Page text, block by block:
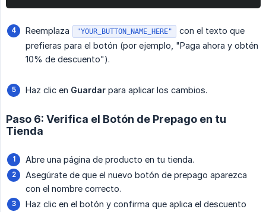
Reemplaza "YOUR_BUTTON_NAME_HERE"
con el texto que
prefieras para el botón (por ejemplo, "Paga ahora y obtén
10% de descuento").
Haz clic en Guardar para aplicar los cambios.
Paso 6: Verifica el Botón de Prepago en tu
Tienda
Abre una página de producto en tu tienda.
Asegúrate de que el nuevo botón de prepago aparezca
con el nombre correcto.
Haz clic en el botón y confirma que aplica el descuento